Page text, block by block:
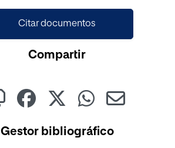
Citar documentos
Compartir
Gestor bibliográfico